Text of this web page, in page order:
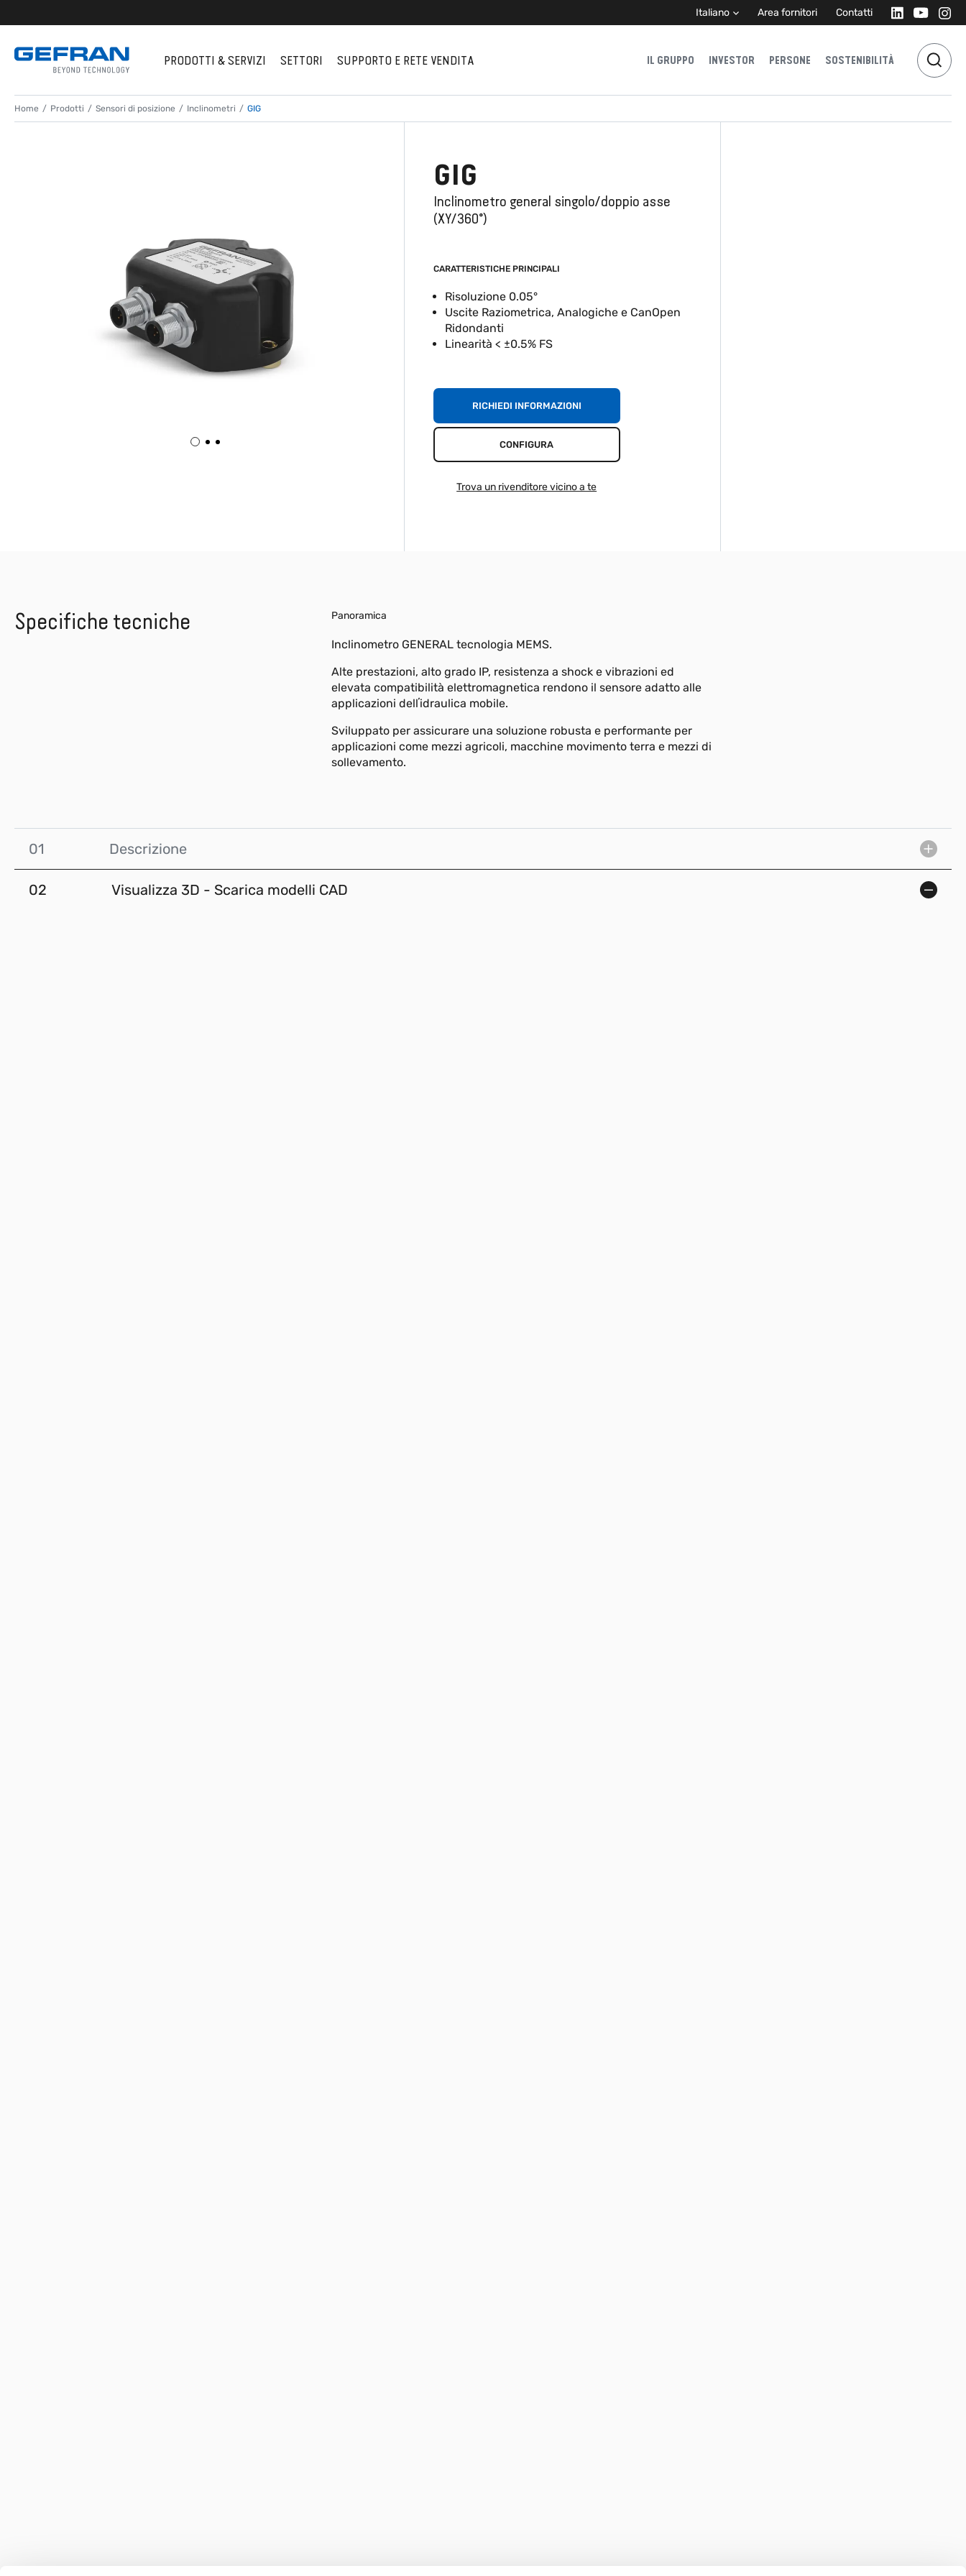
Italiano Area fornitori Contatti
PRODOTTI & SERVIZI SETTORI SUPPORTO E RETE VENDITA IL GRUPPO INVESTOR PERSONE SOSTENIBILITÀ
Home Prodotti Sensori di posizione Inclinometri GIG
GIG
Inclinometro general singolo/doppio asse
(XY/360°)
CARATTERISTICHE PRINCIPALI
Risoluzione 0.05°
Uscite Raziometrica, Analogiche e CanOpen
Ridondanti
Linearità < ±0.5% FS
RICHIEDI INFORMAZIONI
CONFIGURA
Trova un rivenditore vicino a te
Specifiche tecniche Panoramica
Inclinometro GENERAL tecnologia MEMS.
Alte prestazioni, alto grado IP, resistenza a shock e vibrazioni ed
elevata compatibilità elettromagnetica rendono il sensore adatto alle
applicazioni dellʼidraulica mobile.
Sviluppato per assicurare una soluzione robusta e performante per
applicazioni come mezzi agricoli, macchine movimento terra e mezzi di
sollevamento.
01 Descrizione
02 Visualizza 3D - Scarica modelli CAD